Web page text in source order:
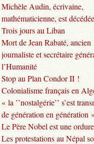
Michèle Audin, écrivaine,
mathématicienne, est décédée
Trois jours au Liban
Mort de Jean Rabaté, ancien
journaliste et secrétaire
l’Humanité
Stop au Plan Condor II !
Colonialisme français en
« la ’’nostalgérie’’ s’est
de génération en génération
Le Père Nobel est une ordure
Les protestations au Népal